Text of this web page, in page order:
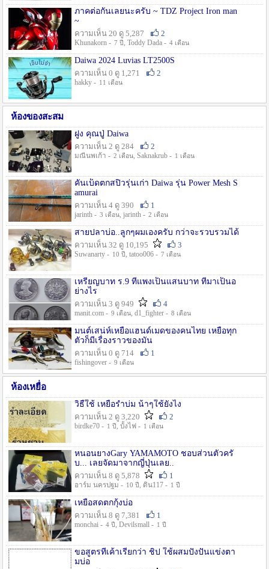
ภาคต่อกันเลยนะครับ ~ TDZ Project Iron man
~
ความเห็น 20 ดู 5,287
2
Khunakorn - 7 ปี , Toddy Dada - 4 เดือน
Daiwa 2024 Luvias LT2500S
ความเห็น 0 ดู 1,271
2
hakky - 11 เดือน
ห้องของสะสม
ฝูง คุณปู่ Daiwa
ความเห็น 2 ดู 284
2
มณีนพเก้า - 2 เดือน, Saknakrub - 1 เดือน
คันเบ็ดตกสปิ๋วรุ่นเก่า Daiwa รุ่น Power Mesh S
amurai
ความเห็น 4 ดู 390
1
jarinth - 3 เดือน, jarinth - 2 เดือน
สายปลาบ่อ..ลูกๆผมเองครับ กว่าจะรวบรวมได้
ความเห็น 32 ดู 10,195
3
Suwanarty - 10 ปี , tatoo006 - 7 เดือน
เหรียญบาท ร.9 ที่แพงเป็นแสนบาท ที่มาเป็นอ
ย่างไร
ความเห็น 3 ดู 949
4
manit.com - 9 เดือน, d1_fighter - 8 เดือน
มนต์เสน่ห์เหยื่อแฮนด์เมดของคนไทย เหยื่อทุก
ตัวก็มีเรื่องราวของมัน
ความเห็น 0 ดู 714
1
fishingover - 9 เดือน
ห้องเหยื่อ
วิธืใช้ เหยื่อรำบ่ม น้าๆใช้ยังไง
ความเห็น 2 ดู 3,220
2
birdke70 - 1 ปี , บั้งไฟ - 1 เดือน
หนอนยางGary YAMAMOTO ชอบส่วนตัวครั
บ... เลยจัดมาจากญี่ปุ่นเลย..
ความเห็น 8 ดู 5,878
1
อาร์ม นครปฐม - 10 ปี , ดิน117 - 1 ปี
เหยื่อสดตกกุ้งบ่อ
ความเห็น 8 ดู 7,381
1
monchai - 4 ปี , Devilsmall - 1 ปี
ขอสูตรที่เค้าเรียกว่า ชิป ใช้ผสมปังปั่นแข่งตา
มบ่อ